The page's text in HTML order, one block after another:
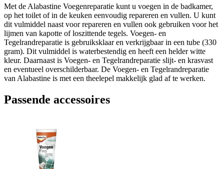
Met de Alabastine Voegenreparatie kunt u voegen in de badkamer,
op het toilet of in de keuken eenvoudig repareren en vullen. U kunt
dit vulmiddel naast voor repareren en vullen ook gebruiken voor het
lijmen van kapotte of loszittende tegels. Voegen- en
Tegelrandreparatie is gebruiksklaar en verkrijgbaar in een tube (330
gram). Dit vulmiddel is waterbestendig en heeft een helder witte
kleur. Daarnaast is Voegen- en Tegelrandreparatie slijt- en krasvast
en eventueel overschilderbaar. De Voegen- en Tegelrandreparatie
van Alabastine is met een theelepel makkelijk glad af te werken.
Passende accessoires